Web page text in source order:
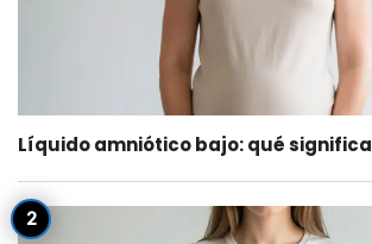
Líquido amniótico bajo: qué significa